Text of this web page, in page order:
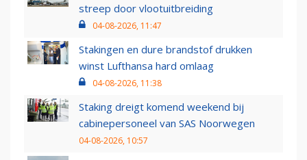
streep door vlootuitbreiding
04-08-2026, 11:47
Stakingen en dure brandstof drukken
winst Lufthansa hard omlaag
04-08-2026, 11:38
Staking dreigt komend weekend bij
cabinepersoneel van SAS Noorwegen
04-08-2026, 10:57